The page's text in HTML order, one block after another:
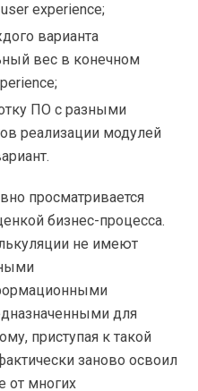
experience;
варианта
вес в конечном
ПО с разными
реализации модулей
просматривается
бизнес-процесса.
не имеют
для
приступая к такой
заново освоил
от многих